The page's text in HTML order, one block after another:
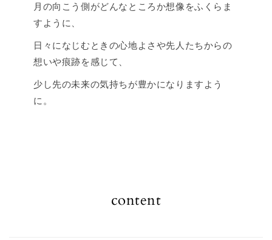
月の向こう側がどんなところか想像をふくらま
すように、
日々になじむときの心地よさや先人たちからの
想いや痕跡を感じて、
少し先の未来の気持ちが豊かになりますよう
に。
content